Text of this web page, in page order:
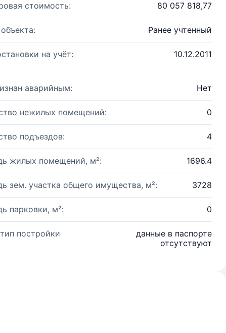
стоимость: 80 057 818,77
Ранее учтенный
на учёт: 10.12.2011
аварийным: Нет
нежилых помещений: 0
подъездов: 4
жилых помещений, м²: 1696.4
зем. участка общего имущества, м²: 3728
парковки, м²: 0
постройки
данные в паспорте
отсутствуют